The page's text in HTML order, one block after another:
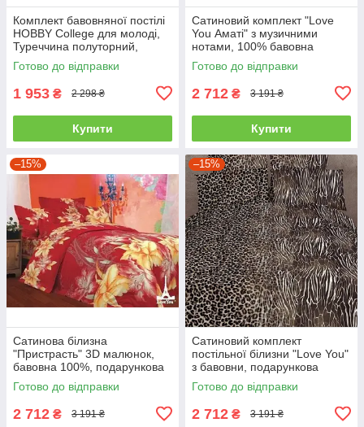
Комплект бавовняної постілі
HOBBY College для молоді,
Туреччина полуторний,
червоний
Готово до відправки
1 953 ₴ 2 298 ₴
Купити
Сатиновий комплект "Love
You Аматі" з музичними
нотами, 100% бавовна
полуторний
Готово до відправки
2 712 ₴ 3 191 ₴
Купити
–15%
Сатинова білизна
"Пристрасть" 3D малюнок,
бавовна 100%, подарункова
упаковка полуторний
Готово до відправки
2 712 ₴ 3 191 ₴
–15%
Сатиновий комплект
постільної білизни "Love You"
з бавовни, подарункова
упаковка полуторний
Готово до відправки
2 712 ₴ 3 191 ₴